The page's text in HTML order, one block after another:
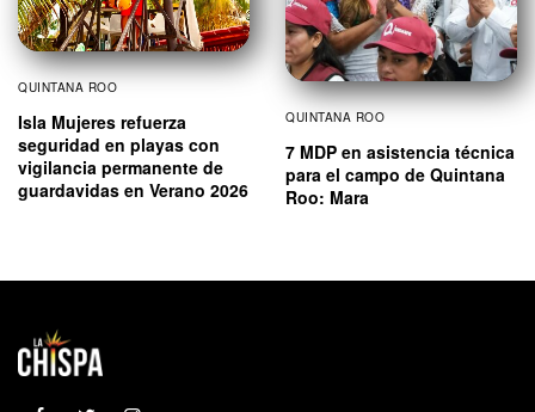
QUINTANA ROO
Isla Mujeres refuerza
seguridad en playas con
vigilancia permanente de
guardavidas en Verano 2026
QUINTANA ROO
7 MDP en asistencia técnica
para el campo de Quintana
Roo: Mara